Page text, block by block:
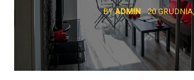
Salon
Ogród
BY ADMIN 20